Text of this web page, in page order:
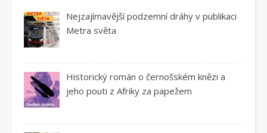
Nejzajímavější podzemní dráhy v publikaci
Metra světa
Historický román o černošském knězi a
jeho pouti z Afriky za papežem